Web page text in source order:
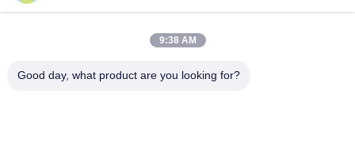
2kg 3kg 5kg Cân nhà bếp một điểm Cảm biến lực Đầu ra tương
tự có sẵn
Độ chính xác cao Tế bào tải một điểm để đếm cân 100kg
9:38 AM
Good day, what product are you looking for?